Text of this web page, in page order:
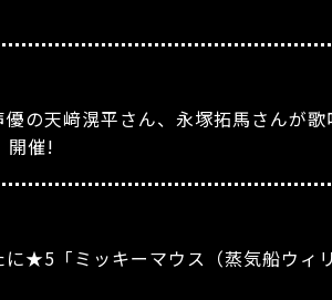
優の天﨑滉平さん、永塚拓馬さんが
開催!
★5「ミッキーマウス（蒸気船ウィ